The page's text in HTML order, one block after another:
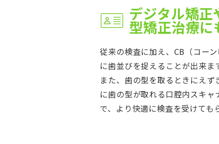
デジタル矯
型矯正治療に
従来の検査に加え、CB（コー
に歯並びを捉えることが出来ま
また、歯の型を取るときにえ
に歯の型が取れる口腔内スキ
で、より快適に検査を受けても